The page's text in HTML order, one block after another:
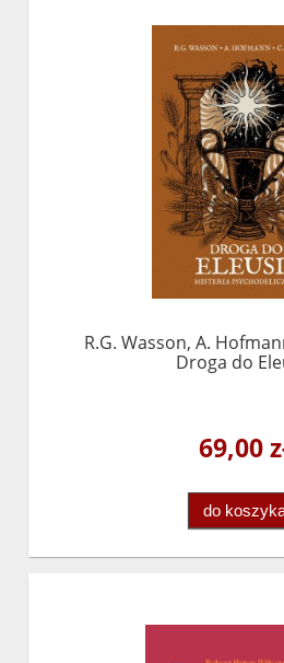
R.G. Wasson, A.
Droga do
69,00
do